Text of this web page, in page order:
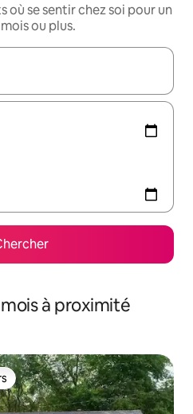
où se sentir chez soi pour un
ou plus.
parcourez-les en utilisant
à proximité
les plus aimés